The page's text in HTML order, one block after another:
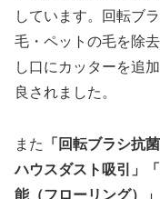
しています。回転ブ
毛・ペットの毛を除
し口にカッターを追
良されました。
また
「回転ブラシ抗
ハウスダスト吸引」
能（フローリング）」